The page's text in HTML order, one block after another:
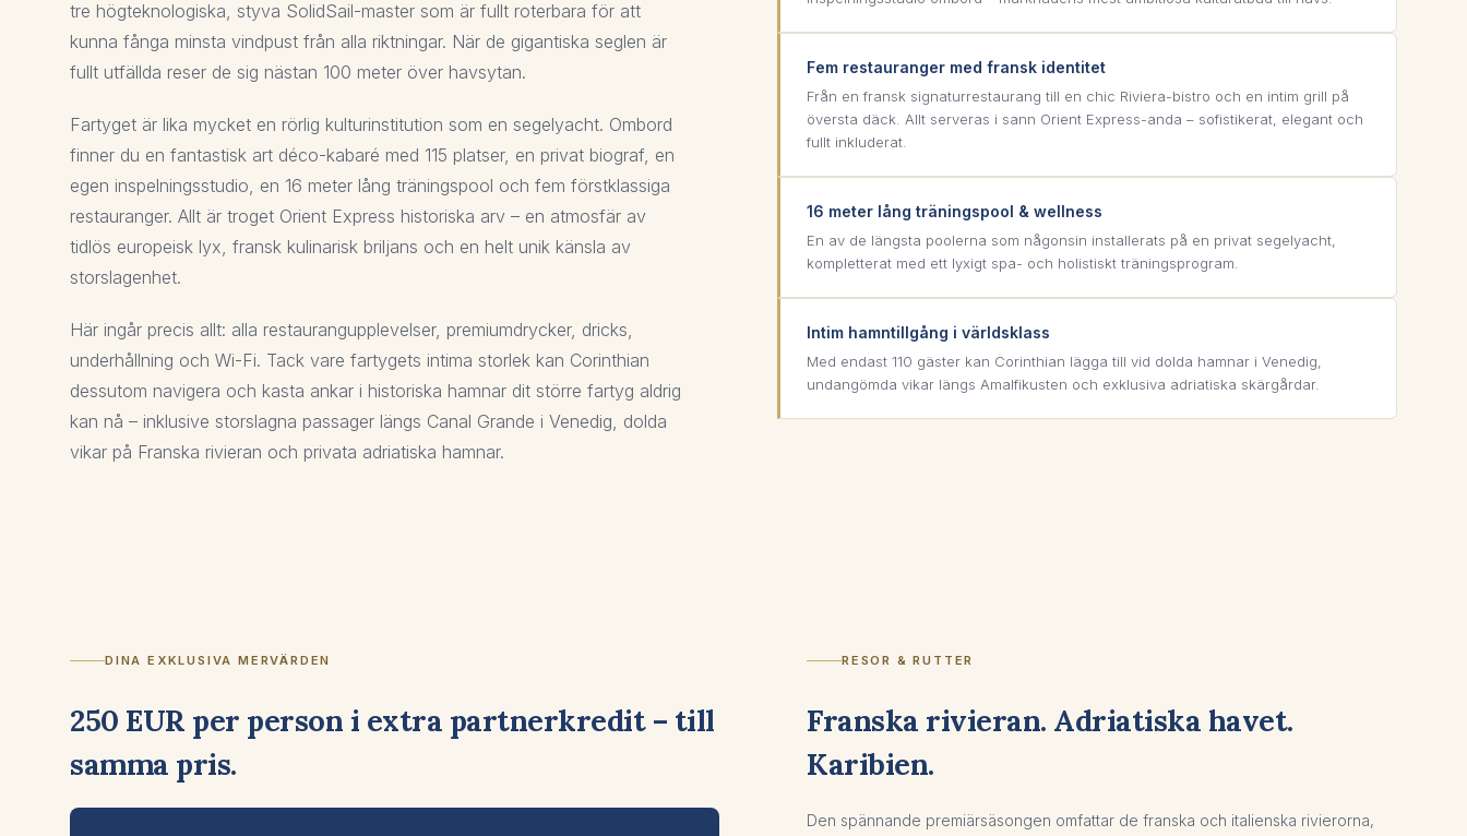
tre högteknologiska, styva SolidSail-master som är fullt roterbara för att
kunna fånga minsta vindpust från alla riktningar. När de gigantiska seglen är
fullt utfällda reser de sig nästan 100 meter över havsytan.
Fartyget är lika mycket en rörlig kulturinstitution som en segelyacht. Ombord
finner du en fantastisk art déco-kabaré med 115 platser, en privat biograf, en
egen inspelningsstudio, en 16 meter lång träningspool och fem förstklassiga
restauranger. Allt är troget Orient Express historiska arv – en atmosfär av
tidlös europeisk lyx, fransk kulinarisk briljans och en helt unik känsla av
storslagenhet.
Här ingår precis allt: alla restaurangupplevelser, premiumdrycker, dricks,
underhållning och Wi-Fi. Tack vare fartygets intima storlek kan Corinthian
dessutom navigera och kasta ankar i historiska hamnar dit större fartyg aldrig
kan nå – inklusive storslagna passager längs Canal Grande i Venedig, dolda
vikar på Franska rivieran och privata adriatiska hamnar.
Fem restauranger med fransk identitet
Från en fransk signaturrestaurang till en chic Riviera-bistro och en intim grill på
översta däck. Allt serveras i sann Orient Express-anda – sofistikerat, elegant och
fullt inkluderat.
16 meter lång träningspool & wellness
En av de längsta poolerna som någonsin installerats på en privat segelyacht,
kompletterat med ett lyxigt spa- och holistiskt träningsprogram.
Intim hamntillgång i världsklass
Med endast 110 gäster kan Corinthian lägga till vid dolda hamnar i Venedig,
undangömda vikar längs Amalfikusten och exklusiva adriatiska skärgårdar.
DINA EXKLUSIVA MERVÄRDEN
250 EUR per person i extra partnerkredit – till
samma pris.
RESOR & RUTTER
Franska rivieran. Adriatiska havet.
Karibien.
Den spännande premiärsäsongen omfattar de franska och italienska rivierorna,